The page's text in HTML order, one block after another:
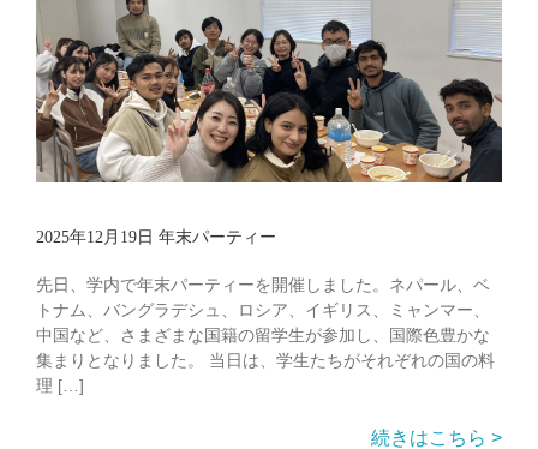
2025年12月19日 年末パーティー
先日、学内で年末パーティーを開催しました。ネパール、ベ
トナム、バングラデシュ、ロシア、イギリス、ミャンマー、
中国など、さまざまな国籍の留学生が参加し、国際色豊かな
集まりとなりました。 当日は、学生たちがそれぞれの国の料
理 […]
続きはこちら >